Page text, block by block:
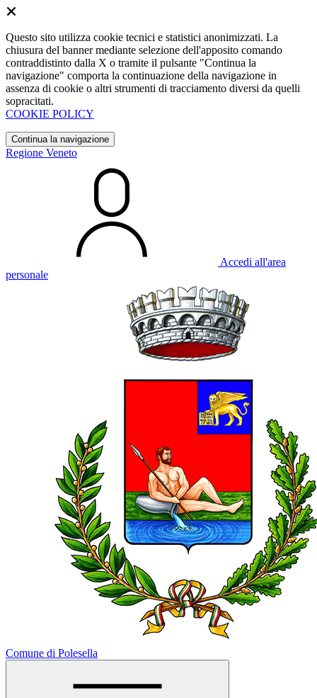
Questo sito utilizza cookie tecnici e statistici anonimizzati. La
chiusura del banner mediante selezione dell'apposito comando
contraddistinto dalla X o tramite il pulsante "Continua la
navigazione" comporta la continuazione della navigazione in
assenza di cookie o altri strumenti di tracciamento diversi da quelli
sopracitati.
COOKIE POLICY
Continua la navigazione
Regione Veneto
Accedi all'area
personale
Comune di Polesella